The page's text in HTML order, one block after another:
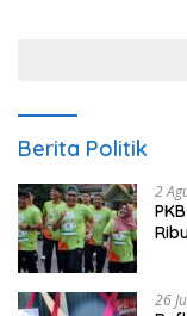
Berita Politik
2
26